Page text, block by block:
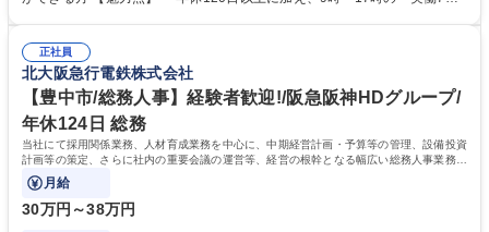
年休120日/デスクワーク中心で残業少なめ
整、資料作成、当日の運営サポート 学歴・資格 学歴：大学院 大学 語学
力： 資格：
正社員
北大阪急行電鉄株式会社
【豊中市/総務人事】経験者歓迎!/阪急阪神HDグループ/
年休124日 総務
当社にて採用関係業務、人材育成業務を中心に、中期経営計画・予算等の管理、設備投資
計画等の策定、さらに社内の重要会議の運営等、経営の根幹となる幅広い総務人事業務全
般を担当していただきます。
月給
30万円～38万円